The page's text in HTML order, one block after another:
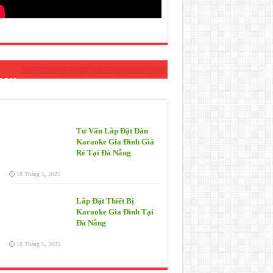
Tư Vấn Lắp Đặt Dàn
Karaoke Gia Đình Giá
Rẻ Tại Đà Nẵng
18 Tháng 5, 2025
Lắp Đặt Thiết Bị
Karaoke Gia Đình Tại
Đà Nẵng
18 Tháng 5, 2025